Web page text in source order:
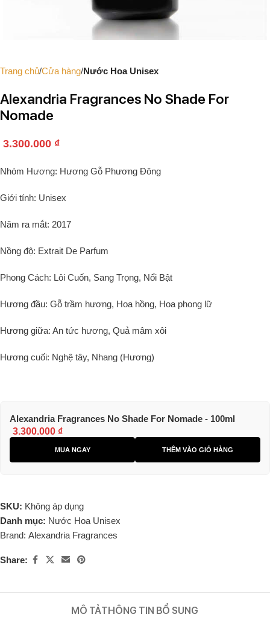
Trang chủ Cửa hàng Nước Hoa Unisex
Alexandria Fragrances No Shade For
Nomade
3.300.000 ₫
Nhóm Hương: Hương Gỗ Phương Đông
Giới tính: Unisex
Năm ra mắt: 2017
Nồng độ: Extrait De Parfum
Phong Cách: Lôi Cuốn, Sang Trọng, Nổi Bật
Hương đầu: Gỗ trầm hương, Hoa hồng, Hoa phong lữ
Hương giữa: An tức hương, Quả mâm xôi
Hương cuối: Nghệ tây, Nhang (Hương)
Alexandria Fragrances No Shade For Nomade - 100ml
3.300.000 ₫
MUA NGAY THÊM VÀO GIỎ HÀNG
SKU: Không áp dụng
Danh mục: Nước Hoa Unisex
Brand: Alexandria Fragrances
Share:
MÔ TẢTHÔNG TIN BỔ SUNG